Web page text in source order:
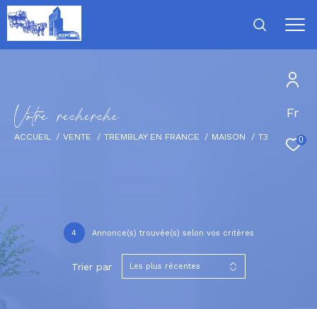
Fr
0
Votre recherche
ACCUEIL VENTE TREMBLAY EN FRANCE MAISON T3
4 Annonce(s) trouvée(s) selon vos critères
Trier par Les plus récentes